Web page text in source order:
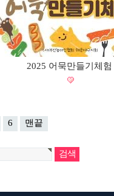
2025 어묵만들기체험
6 맨끝